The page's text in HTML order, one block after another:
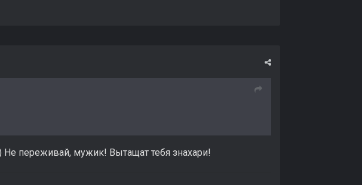
переживай, мужик! Вытащат тебя знахари!